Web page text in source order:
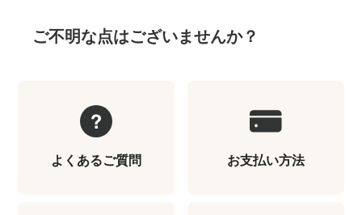
ご不明な点はございませんか？
よくあるご質問 お支払い方法